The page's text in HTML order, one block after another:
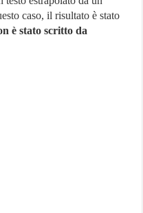
caso, il risultato è stato
è stato scritto da